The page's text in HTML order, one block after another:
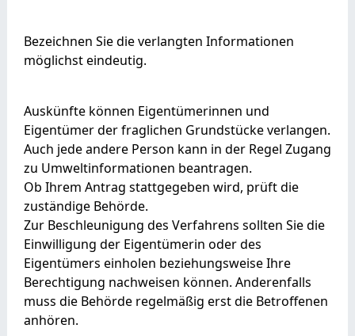
Bezeichnen Sie die verlangten Informationen
möglichst eindeutig.
Auskünfte können Eigentümerinnen und
Eigentümer der fraglichen Grundstücke verlangen.
Auch jede andere Person kann in der Regel Zugang
zu Umweltinformationen beantragen.
Ob Ihrem Antrag stattgegeben wird, prüft die
zuständige Behörde.
Zur Beschleunigung des Verfahrens sollten Sie die
Einwilligung der Eigentümerin oder des
Eigentümers einholen beziehungsweise Ihre
Berechtigung nachweisen können. Anderenfalls
muss die Behörde regelmäßig erst die Betroffenen
anhören.